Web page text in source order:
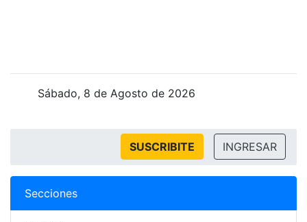
Sábado, 8 de Agosto de 2026
SUSCRIBITE INGRESAR
Secciones